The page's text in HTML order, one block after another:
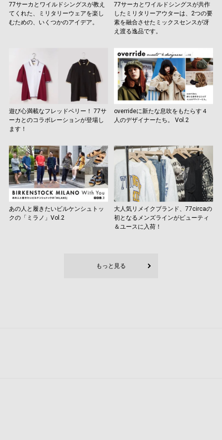
77サーカとワイルドシングスが教え
てくれた、ミリタリーウェアを楽し
むための、いくつかのアイデア。
77サーカとワイルドシングスが共作
したミリタリーアウターは、2つの要
素を融合させたミックスセンスが冴
え渡る逸品です。
遊び心満載なフレッドペリー！ 77サ
ーカとのコラボレーションが登場し
ます！
overrideに新たな息吹をもたらす４
人のデザイナーたち。 Vol.2
あの人と履きたいビルケンシュトッ
クの「ミラノ」Vol.2
大人気リメイクブランド、77circaの
初となるメンズラインがビューティ
＆ユースに入荷！
もっと見る